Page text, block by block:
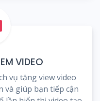
VIDEO
vụ tăng view video
và giúp bạn tiếp cận